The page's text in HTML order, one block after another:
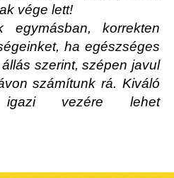
vége lett!
egymásban, korrekten
ha egészséges
szerint, szépen javul
számítunk rá. Kiváló
vezére lehet